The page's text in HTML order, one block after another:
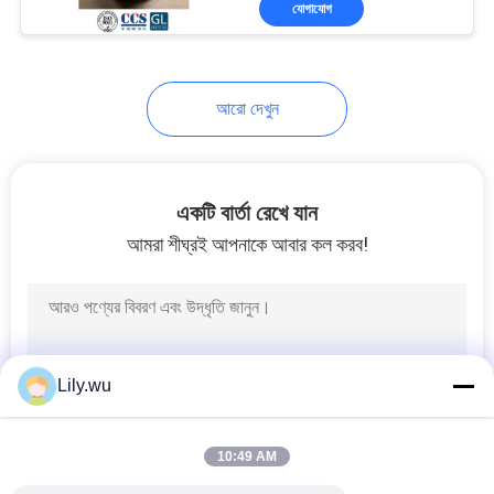
টার্বো কম্প্রেসার চাকা
টার্বোচার্জার টুলস
যোগাযোগ
আরো দেখুন
একটি বার্তা রেখে যান
আমরা শীঘ্রই আপনাকে আবার কল করব!
Lily.wu
10:49 AM